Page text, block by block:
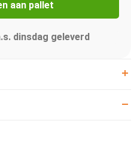
aan pallet
dinsdag geleverd